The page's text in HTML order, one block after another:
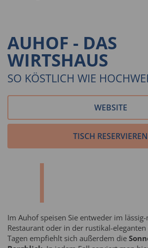
AUHOF - DAS
WIRTSHAUS
SO KÖSTLICH WIE
WEBSITE
TISCH RESERVIEREN
Im Auhof speisen Sie entweder im
Restaurant oder in der rustikal-eleganten
Tagen empfiehlt sich außerdem die